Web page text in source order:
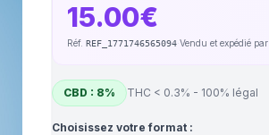
15.00€
Réf. REF_1771746565094 Vendu et expédié par
CBD : 8% THC < 0.3% - 100% légal
Choisissez votre format :